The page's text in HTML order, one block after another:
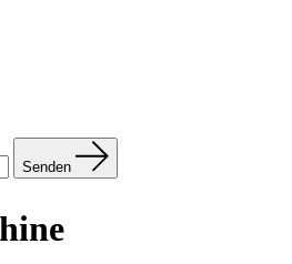
Senden